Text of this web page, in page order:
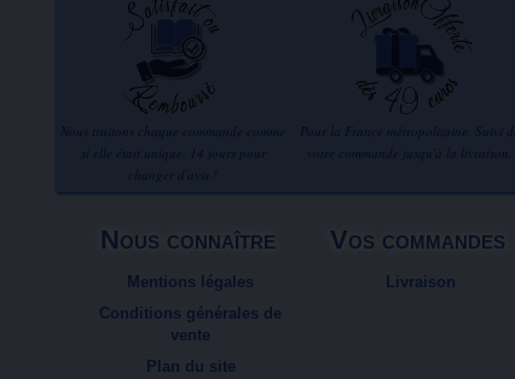
Nous connaître
Mentions légales
Conditions générales de
vente
Plan du site
Vos commandes
Livraison